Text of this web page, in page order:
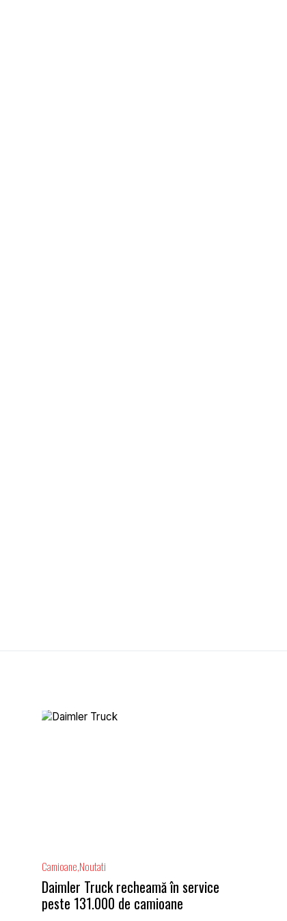
Camioane Noutati
Daimler Truck recheamă în service
peste 131.000 de camioane